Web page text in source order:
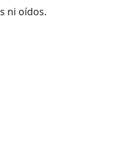
ni oídos.